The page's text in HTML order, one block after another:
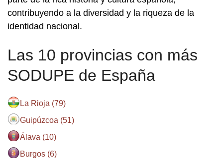
contribuyendo a la diversidad y la riqueza de la
identidad nacional.
Las 10 provincias con más
SODUPE de España
La Rioja (79)
Guipúzcoa (51)
Álava (10)
Burgos (6)